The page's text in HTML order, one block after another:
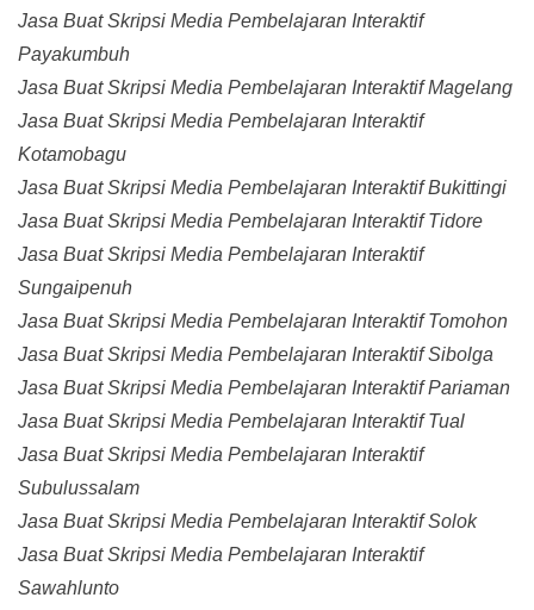
Jasa Buat Skripsi Media Pembelajaran Interaktif
Payakumbuh
Jasa Buat Skripsi Media Pembelajaran Interaktif Magelang
Jasa Buat Skripsi Media Pembelajaran Interaktif
Kotamobagu
Jasa Buat Skripsi Media Pembelajaran Interaktif Bukittingi
Jasa Buat Skripsi Media Pembelajaran Interaktif Tidore
Jasa Buat Skripsi Media Pembelajaran Interaktif
Sungaipenuh
Jasa Buat Skripsi Media Pembelajaran Interaktif Tomohon
Jasa Buat Skripsi Media Pembelajaran Interaktif Sibolga
Jasa Buat Skripsi Media Pembelajaran Interaktif Pariaman
Jasa Buat Skripsi Media Pembelajaran Interaktif Tual
Jasa Buat Skripsi Media Pembelajaran Interaktif
Subulussalam
Jasa Buat Skripsi Media Pembelajaran Interaktif Solok
Jasa Buat Skripsi Media Pembelajaran Interaktif
Sawahlunto